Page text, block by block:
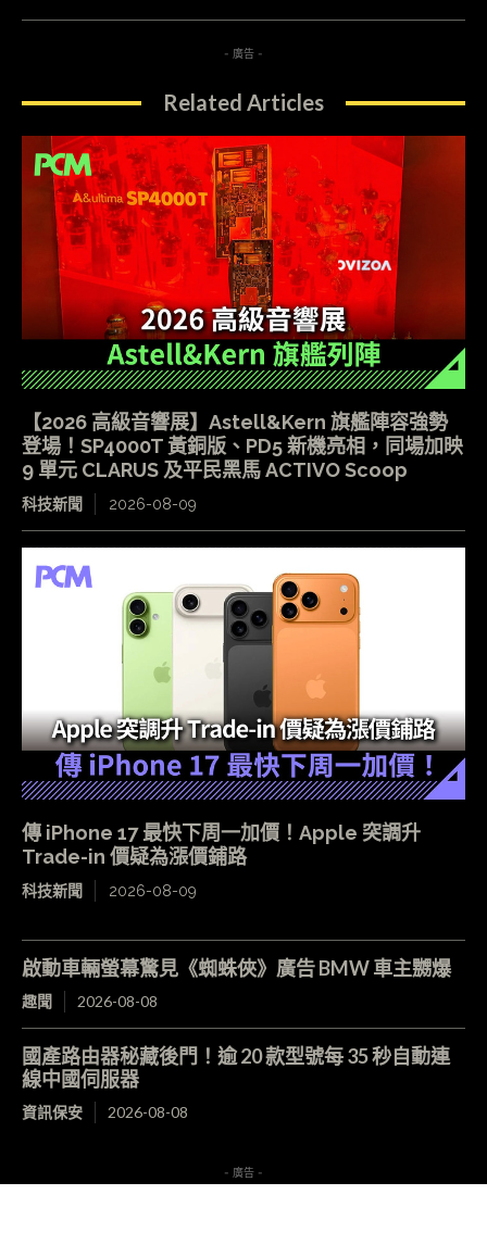
- 廣告 -
Related Articles
【2026 高級音響展】Astell&Kern 旗艦陣容強勢
登場！SP4000T 黃銅版、PD5 新機亮相，同場加映
9 單元 CLARUS 及平民黑馬 ACTIVO Scoop
科技新聞 2026-08-09
傳 iPhone 17 最快下周一加價！Apple 突調升
Trade-in 價疑為漲價鋪路
科技新聞 2026-08-09
啟動車輛螢幕驚見《蜘蛛俠》廣告 BMW 車主嬲爆
趣聞 2026-08-08
國產路由器秘藏後門！逾 20 款型號每 35 秒自動連
線中國伺服器
資訊保安 2026-08-08
- 廣告 -